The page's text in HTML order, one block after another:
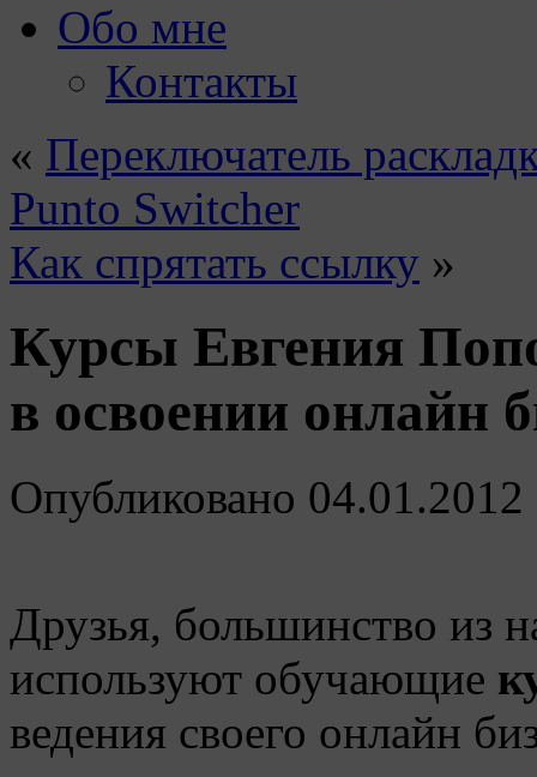
Обо мне
Контакты
« Переключатель
Punto Switcher
Как спрятать ссылку »
Курсы Евгения
в освоении онлайн
Опубликовано 04.01.2012
Друзья, большинство из
используют обучающие
ведения своего онлайн